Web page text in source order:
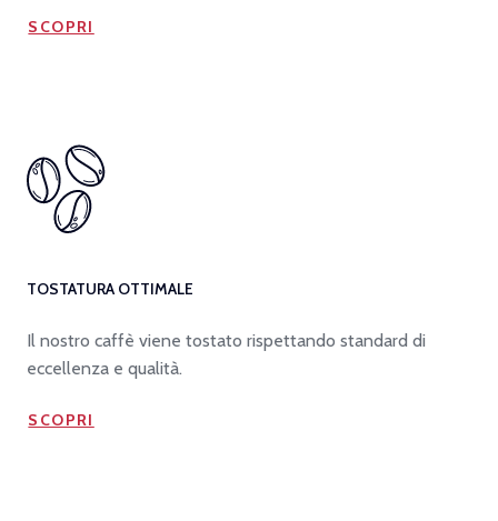
SCOPRI
TOSTATURA OTTIMALE
Il nostro caffè viene tostato rispettando standard di
eccellenza e qualità.
SCOPRI